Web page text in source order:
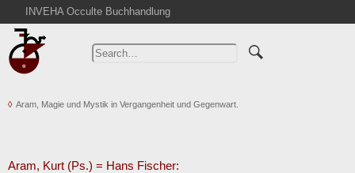
INVEHA Occulte Buchhandlung
Home
Advanced Search
CartAram, Magie und Mystik in Vergangenheit und Gegenwart.
Aram, Kurt (Ps.) = Hans Fischer: